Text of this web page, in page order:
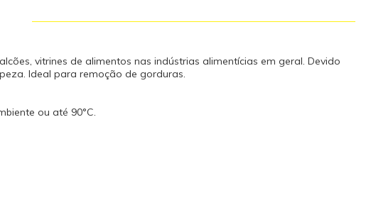
vitrines de alimentos nas indústrias alimentícias em geral. Devido
Ideal para remoção de gorduras.
ou até 90°C.